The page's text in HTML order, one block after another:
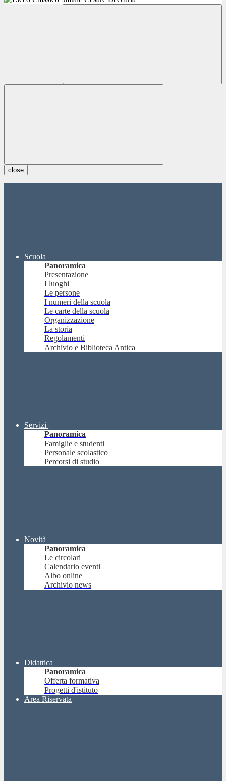
close
Scuola
Panoramica
Presentazione
I luoghi
Le persone
I numeri della scuola
Le carte della scuola
Organizzazione
La storia
Regolamenti
Archivio e Biblioteca Antica
Servizi
Panoramica
Famiglie e studenti
Personale scolastico
Percorsi di studio
Novità
Panoramica
Le circolari
Calendario eventi
Albo online
Archivio news
Didattica
Panoramica
Offerta formativa
Progetti d'istituto
Area Riservata